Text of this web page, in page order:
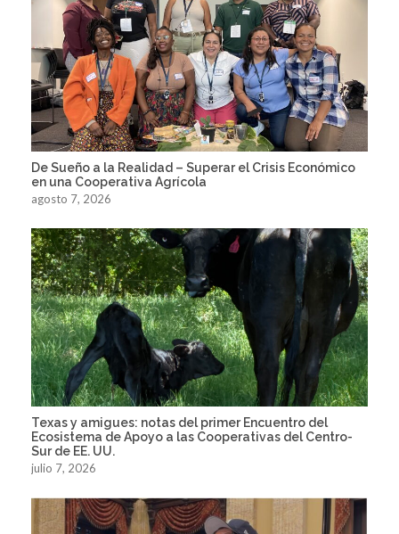
De Sueño a la Realidad – Superar el Crisis Económico
en una Cooperativa Agrícola
agosto 7, 2026
Texas y amigues: notas del primer Encuentro del
Ecosistema de Apoyo a las Cooperativas del Centro-
Sur de EE. UU.
julio 7, 2026